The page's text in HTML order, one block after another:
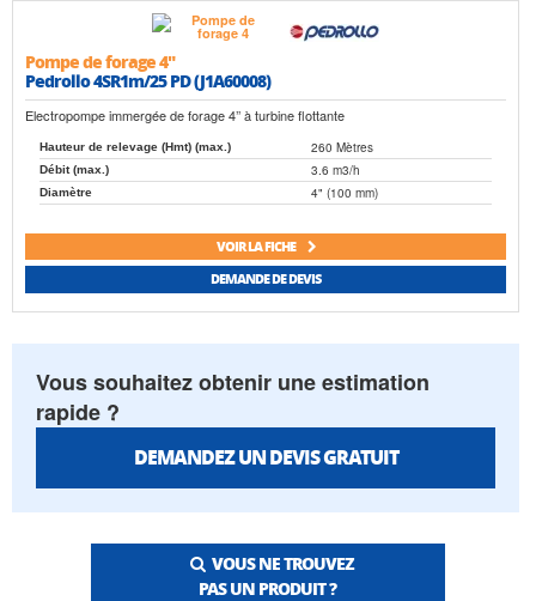
Pompe de forage 4"
Pedrollo 4SR1m/25 PD (J1A60008)
Electropompe immergée de forage 4’’ à turbine flottante
Hauteur de relevage (Hmt) (max.) 260 Mètres
Débit (max.) 3.6 m3/h
Diamètre 4" (100 mm)
VOIR LA FICHE
DEMANDE DE DEVIS
Vous souhaitez obtenir une estimation
rapide ?
DEMANDEZ UN DEVIS GRATUIT
VOUS NE TROUVEZ
PAS UN PRODUIT ?